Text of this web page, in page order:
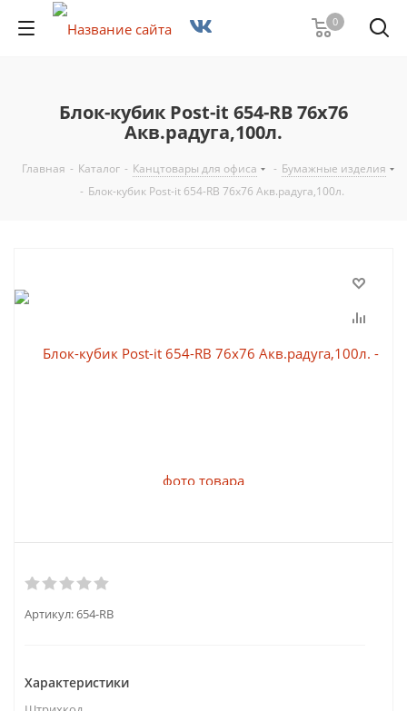
0
Блок-кубик Post-it 654-RB 76х76
Акв.радуга,100л.
Главная - Каталог - Канцтовары для офиса - Бумажные изделия
- Блок-кубик Post-it 654-RB 76х76 Акв.радуга,100л.
Артикул:654-RB
Характеристики